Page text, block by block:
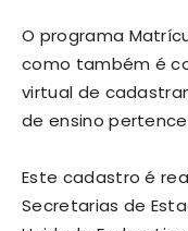
O programa
como também é
virtual de
de ensino
Este cadastro é
Secretarias de